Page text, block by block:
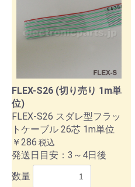
FLEX-S26 (切り売り 1m単
位)
FLEX-S26 スダレ型フラッ
トケーブル 26芯 1m単位
￥286 税込
発送日目安：3～4日後
数量